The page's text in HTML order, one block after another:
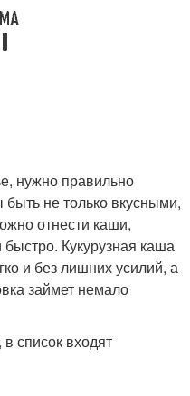
нужно правильно
не только вкусными,
отнести каши,
Кукурузная каша
и без лишних усилий, а
займет немало
список входят